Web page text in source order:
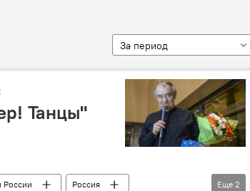
За период
Танцы"
России
Россия
Еще 2